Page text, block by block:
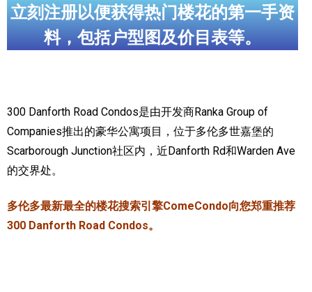
地产杂谈
走近加拿大
加拿大的历史文化
加拿大社会保险系统
定居安大略省
加拿大的福利制度
立刻注册以便获得热门楼花的第一手资
料，包括户型图及价目表等。
300 Danforth Road Condos是由开发商Ranka Group of
Companies推出的豪华公寓项目，位于多伦多世嘉堡的
Scarborough Junction社区内，近Danforth Rd和Warden Ave
的交界处。
多伦多最新最全的楼花搜索引擎ComeCondo向您郑重推荐
300 Danforth Road Condos。